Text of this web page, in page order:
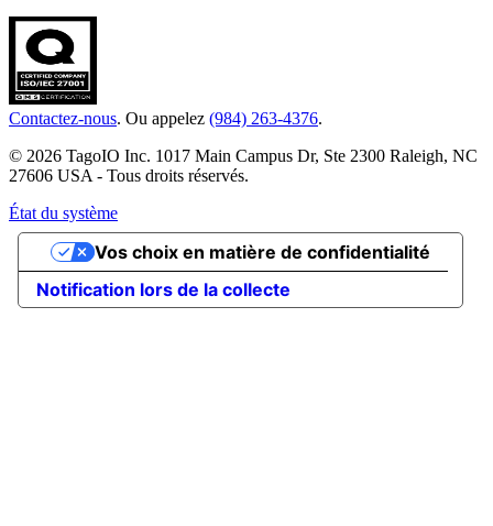
Contactez-nous. Ou appelez (984) 263-4376.
© 2026 TagoIO Inc. 1017 Main Campus Dr, Ste 2300 Raleigh, NC
27606 USA - Tous droits réservés.
État du système
Notification lors de la collecte
Vos choix en matière de confidentialité